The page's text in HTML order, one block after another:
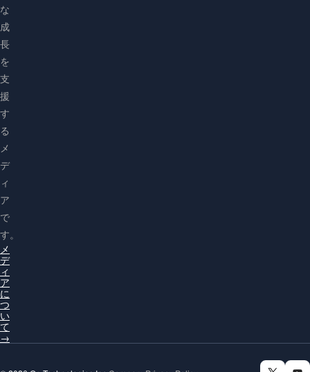
な
成
長
を
支
援
す
る
メ
デ
ィ
ア
で
す。
メ
デ
ィ
ア
に
つ
い
て
→